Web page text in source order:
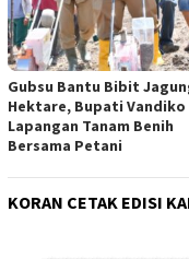
Gubsu Bantu Bibit
Hektare, Bupati Vandiko
Lapangan Tanam Benih
Bersama Petani
KORAN CETAK EDISI